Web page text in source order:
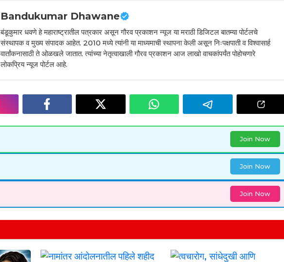
Bandukumar Dhawane
बंडूकुमार धवणे हे महाराष्ट्रातील पत्रकार असून गौरव प्रकाशन न्यूज या मराठी डिजिटल बातम्या पोर्टलचे
संस्थापक व मुख्य संपादक आहेत. 2010 मध्ये त्यांनी या माध्यमाची स्थापना केली असून निःपक्षपाती व विश्वासार्ह
वार्तांकनासाठी ते ओळखले जातात. त्यांच्या नेतृत्वाखाली गौरव प्रकाशन आज लाखो वाचकांपर्यंत पोहोचणारे
लोकप्रिय न्यूज पोर्टल आहे.
Join Now
Join Now
Join Now